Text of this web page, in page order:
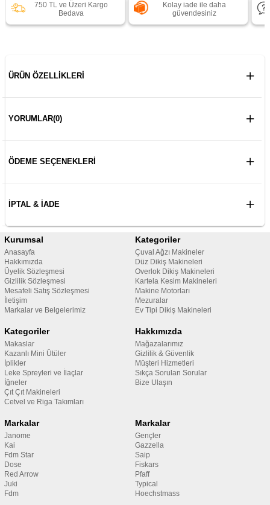
750 TL ve Üzeri Kargo
Bedava
Kolay iade ile daha
güvendesiniz
ÜRÜN ÖZELLIKLERI
YORUMLAR(0)
ÖDEME SEÇENEKLERI
İPTAL & İADE
Kurumsal
Anasayfa
Hakkımızda
Üyelik Sözleşmesi
Gizlilik Sözleşmesi
Mesafeli Satış Sözleşmesi
İletişim
Markalar ve Belgelerimiz
Kategoriler
Çuval Ağzı Makineler
Düz Dikiş Makineleri
Overlok Dikiş Makineleri
Kartela Kesim Makineleri
Makine Motorları
Mezuralar
Ev Tipi Dikiş Makineleri
Kategoriler
Makaslar
Kazanlı Mini Ütüler
İplikler
Leke Spreyleri ve İlaçlar
İğneler
Çıt Çıt Makineleri
Cetvel ve Riga Takımları
Hakkımızda
Mağazalarımız
Gizlilik & Güvenlik
Müşteri Hizmetleri
Sıkça Sorulan Sorular
Bize Ulaşın
Markalar
Janome
Kai
Fdm Star
Dose
Red Arrow
Juki
Fdm
Markalar
Gençler
Gazzella
Saip
Fiskars
Pfaff
Typical
Hoechstmass